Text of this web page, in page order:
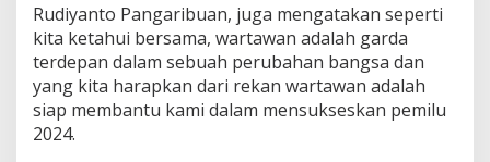
o
r
n
i
n
g
Rudiyanto Pangaribuan, juga mengatakan seperti
kita ketahui bersama, wartawan adalah garda
terdepan dalam sebuah perubahan bangsa dan
yang kita harapkan dari rekan wartawan adalah
siap membantu kami dalam mensukseskan pemilu
2024.